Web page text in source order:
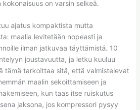
on varsin selkeä.
ajatus kompaktista mutta
maalia levitetään nopeasti ja
ilman jatkuvaa täyttämistä. 10
joustavuutta, ja letku kuuluu
tämä tarkoittaa sitä, että valmistelevat
maalin sekoittamiseen ja
kun taas itse ruiskutus
jaksona, jos kompressori pysyy